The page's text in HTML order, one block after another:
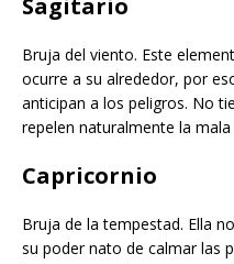
Sagitario
Bruja del viento. Este
ocurre a su alrededor, por
anticipan a los peligros. No
repelen naturalmente la mala
Capricornio
Bruja de la tempestad. Ella
su poder nato de calmar las